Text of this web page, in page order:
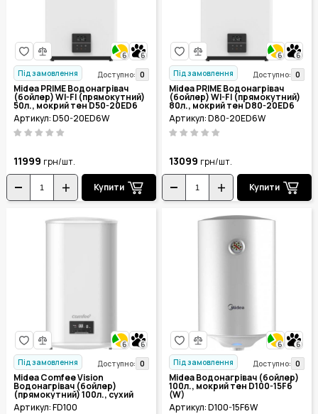
6
6
Під замовлення
Доступно: 0
Midea PRIME Водонагрівач
(бойлер) WI-FI (прямокутний)
50л., мокрий тен D50-20ED6
(W)
Артикул: D50-20ED6W
11999 грн/шт.
Купити
6
6
Під замовлення
Доступно: 0
Midea PRIME Водонагрівач
(бойлер) WI-FI (прямокутний)
80л., мокрий тен D80-20ED6
(W)
Артикул: D80-20ED6W
13099 грн/шт.
Купити
6
6
Під замовлення
Доступно: 0
Midea Comfee Vision
Водонагрівач (бойлер)
(прямокутний) 100л., сухий
тен FD100
Артикул: FD100
6
6
Під замовлення
Доступно: 0
Midea Водонагрівач (бойлер)
100л., мокрий тен D100-15F6
(W)
Артикул: D100-15F6W